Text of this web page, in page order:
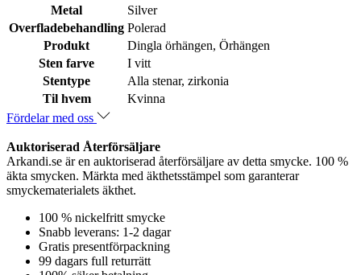
Metal
Silver
Overfladebehandling Polerad
Produkt
Dingla örhängen, Örhängen
Sten farve
I vitt
Stentype
Alla stenar, zirkonia
Til hvem
Kvinna
Fördelar med oss
Auktoriserad Återförsäljare
Arkandi.se är en auktoriserad återförsäljare av detta smycke. 100 %
äkta smycken. Märkta med äkthetsstämpel som garanterar
smyckematerialets äkthet.
100 % nickelfritt smycke
Snabb leverans: 1-2 dagar
Gratis presentförpackning
99 dagars full returrätt